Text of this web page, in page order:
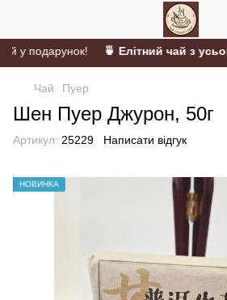
у подарунок! 🍵 Елітний чай з
Чай Пуер
Шен Пуер Джурон, 50г
Артикул: 25229 Написати відгук
НОВИНКА